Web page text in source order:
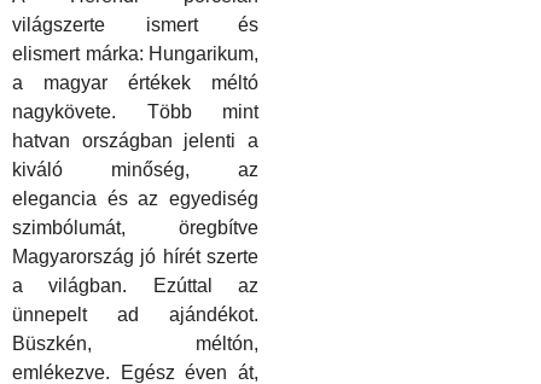
világszerte ismert és
elismert márka: Hungarikum,
a magyar értékek méltó
nagykövete. Több mint
hatvan országban jelenti a
kiváló minőség, az
elegancia és az egyediség
szimbólumát, öregbítve
Magyarország jó hírét szerte
a világban. Ezúttal az
ünnepelt ad ajándékot.
Büszkén, méltón,
emlékezve. Egész éven át,